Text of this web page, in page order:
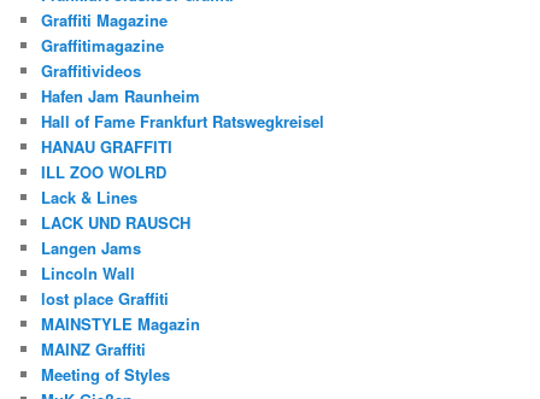
Graffiti Magazine
Graffitimagazine
Graffitivideos
Hafen Jam Raunheim
Hall of Fame Frankfurt Ratswegkreisel
HANAU GRAFFITI
ILL ZOO WOLRD
Lack & Lines
LACK UND RAUSCH
Langen Jams
Lincoln Wall
lost place Graffiti
MAINSTYLE Magazin
MAINZ Graffiti
Meeting of Styles